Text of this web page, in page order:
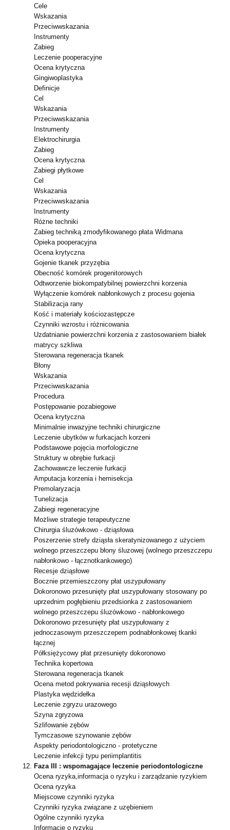
Cele
Wskazania
Przeciwwskazania
Instrumenty
Zabieg
Leczenie pooperacyjne
Ocena krytyczna
Gingiwoplastyka
Definicje
Cel
Wskazania
Przeciwwskazania
Instrumenty
Elektrochirurgia
Zabieg
Ocena krytyczna
Zabiegi płytkowe
Cel
Wskazania
Przeciwwskazania
Instrumenty
Różne techniki
Zabieg techniką zmodyfikowanego płata Widmana
Opieka pooperacyjna
Ocena krytyczna
Gojenie tkanek przyzębia
Obecność komórek progenitorowych
Odtworzenie biokompatybilnej powierzchni korzenia
Wyłączenie komórek nabłonkowych z procesu gojenia
Stabilizacja rany
Kość i materiały kościozastępcze
Czynniki wzrostu i różnicowania
Uzdatnianie powierzchni korzenia z zastosowaniem białek
matrycy szkliwa
Sterowana regeneracja tkanek
Błony
Wskazania
Przeciwwskazania
Procedura
Postępowanie pozabiegowe
Ocena krytyczna
Minimalnie inwazyjne techniki chirurgiczne
Leczenie ubytków w furkacjach korzeni
Podstawowe pojęcia morfologiczne
Struktury w obrębie furkacji
Zachowawcze leczenie furkacji
Amputacja korzenia i hemisekcja
Premolaryzacja
Tunelizacja
Zabiegi regeneracyjne
Możliwe strategie terapeutyczne
Chirurgia śluzówkowo - dziąsłowa
Poszerzenie strefy dziąsła skeratynizowanego z użyciem
wolnego przeszczepu błony śluzowej (wolnego przeszczepu
nabłonkowo - łącznotkankowego)
Recesje dziąsłowe
Bocznie przemieszczony płat uszypułowany
Dokoronowo przesunięty płat uszypułowany stosowany po
uprzednim pogłębieniu przedsionka z zastosowaniem
wolnego przeszczepu śluzówkowo - nabłonkowego
Dokoronowo przesunięty płat uszypułowany z
jednoczasowym przeszczepem podnabłonkowej tkanki
łącznej
Półksiężycowy płat przesunięty dokoronowo
Technika kopertowa
Sterowana regeneracja tkanek
Ocena metod pokrywania recesji dziąsłowych
Plastyka wędzidełka
Leczenie zgryzu urazowego
Szyna zgryzowa
Szlifowanie zębów
Tymczasowe szynowanie zębów
Aspekty periodontologiczno - protetyczne
Leczenie infekcji typu periimplantitis
Faza III : wspomagające leczenie periodontologiczne
Ocena ryzyka,informacja o ryzyku i zarządzanie ryzykiem
Ocena ryzyka
Miejscowe czynniki ryzyka
Czynniki ryzyka związane z uzębieniem
Ogólne czynniki ryzyka
Informacje o ryzyku